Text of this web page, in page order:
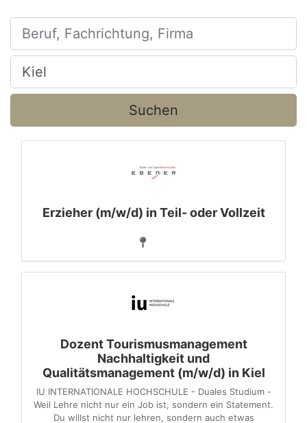
Beruf, Fachrichtung, Firma
Ort, Stadt
Suchen
Erzieher (m/w/d) in Teil- oder Vollzeit
Dozent Tourismusmanagement
Nachhaltigkeit und
Qualitätsmanagement (m/w/d) in Kiel
IU INTERNATIONALE HOCHSCHULE - Duales Studium -
Weil Lehre nicht nur ein Job ist, sondern ein Statement.
Du willst nicht nur lehren, sondern auch etwas